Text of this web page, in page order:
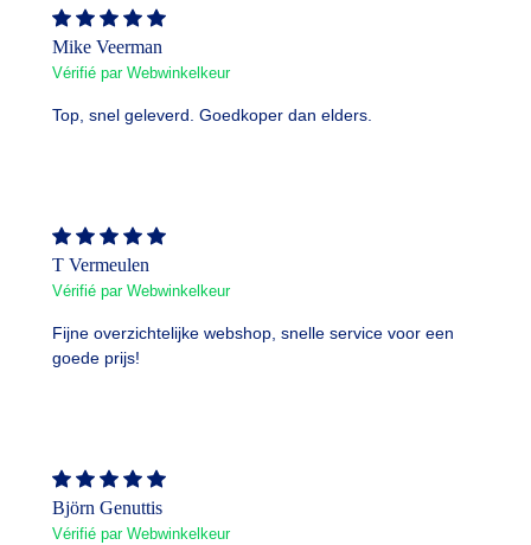
Mike Veerman
Vérifié par Webwinkelkeur
Top, snel geleverd. Goedkoper dan elders.
T Vermeulen
Vérifié par Webwinkelkeur
Fijne overzichtelijke webshop, snelle service voor een
goede prijs!
Björn Genuttis
Vérifié par Webwinkelkeur